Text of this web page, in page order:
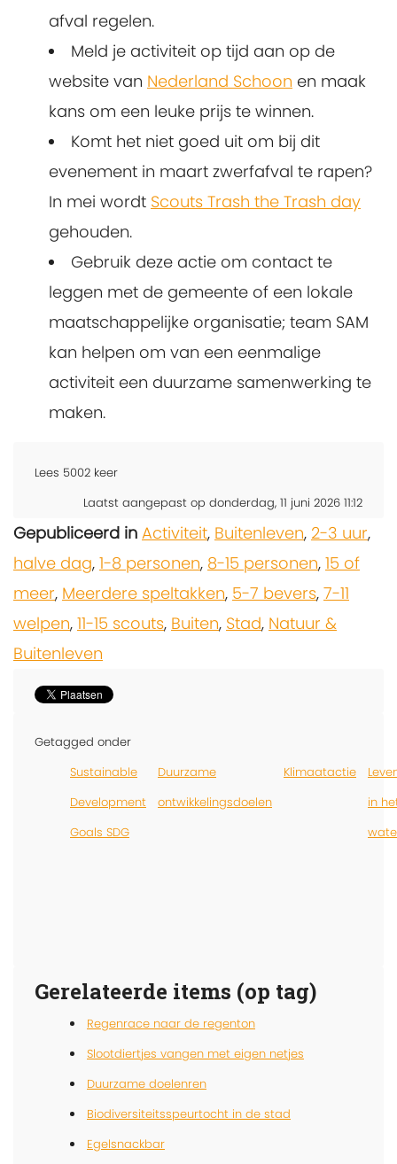
afval regelen.
Meld je activiteit op tijd aan op de
website van Nederland Schoon en maak
kans om een leuke prijs te winnen.
Komt het niet goed uit om bij dit
evenement in maart zwerfafval te rapen?
In mei wordt Scouts Trash the Trash day
gehouden.
Gebruik deze actie om contact te
leggen met de gemeente of een lokale
maatschappelijke organisatie; team SAM
kan helpen om van een eenmalige
activiteit een duurzame samenwerking te
maken.
Lees 5002 keer
Laatst aangepast op donderdag, 11 juni 2026 11:12
Gepubliceerd in Activiteit, Buitenleven, 2-3 uur,
halve dag, 1-8 personen, 8-15 personen, 15 of
meer, Meerdere speltakken, 5-7 bevers, 7-11
welpen, 11-15 scouts, Buiten, Stad, Natuur &
Buitenleven
Getagged onder
Sustainable
Development
Goals SDG
Duurzame
ontwikkelingsdoelen
Klimaatactie
in
Gerelateerde items (op tag)
Regenrace naar de regenton
Slootdiertjes vangen met eigen netjes
Duurzame doelenren
Biodiversiteitsspeurtocht in de stad
Egelsnackbar